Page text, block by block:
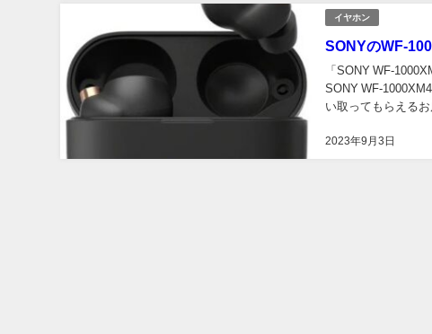
イヤホン
SONYのWF-
2023年9月3日
「SONY WF-
SONY WF-
い取ってもらえるお店の情報を